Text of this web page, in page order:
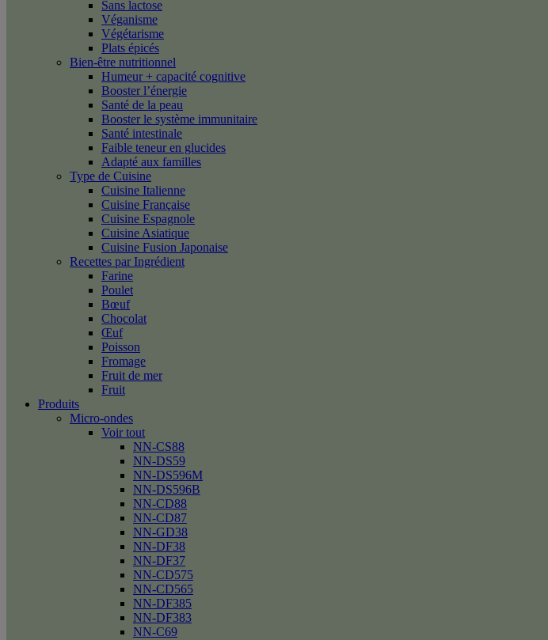
Sans lactose
Véganisme
Végétarisme
Plats épicés
Bien-être nutritionnel
Humeur + capacité cognitive
Booster l’énergie
Santé de la peau
Booster le système immunitaire
Santé intestinale
Faible teneur en glucides
Adapté aux familles
Type de Cuisine
Cuisine Italienne
Cuisine Française
Cuisine Espagnole
Cuisine Asiatique
Cuisine Fusion Japonaise
Recettes par Ingrédient
Farine
Poulet
Bœuf
Chocolat
Œuf
Poisson
Fromage
Fruit de mer
Fruit
Produits
Micro-ondes
Voir tout
NN-CS88
NN-DS59
NN-DS596M
NN-DS596B
NN-CD88
NN-CD87
NN-GD38
NN-DF38
NN-DF37
NN-CD575
NN-CD565
NN-DF385
NN-DF383
NN-C69